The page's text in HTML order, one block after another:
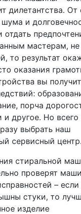
дилетантства. От
и
отдать
мастерам,
то результат
оказания
вы
порча
и другое. Но
выбрать наш
сервисный центр.
стиральной
проверят
–
стуки, то
изделие